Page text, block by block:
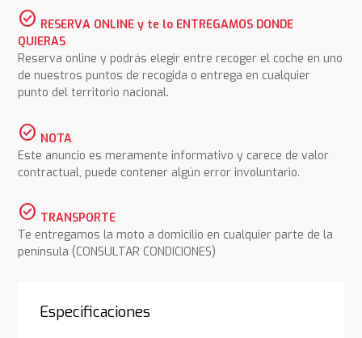
check_circle RESERVA ONLINE y te lo ENTREGAMOS DONDE
QUIERAS
Reserva online y podrás elegir entre recoger el coche en uno
de nuestros puntos de recogida o entrega en cualquier
punto del territorio nacional.
check_circle NOTA
Este anuncio es meramente informativo y carece de valor
contractual, puede contener algún error involuntario.
check_circle TRANSPORTE
Te entregamos la moto a domicilio en cualquier parte de la
península (CONSULTAR CONDICIONES)
Especificaciones